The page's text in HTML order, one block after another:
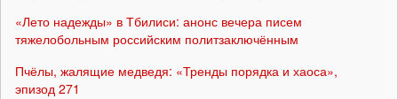
«Лето надежды» в Тбилиси: анонс вечера писем
тяжелобольным российским политзаключённым
Пчёлы, жалящие медведя: «Тренды порядка и хаоса»,
эпизод 271